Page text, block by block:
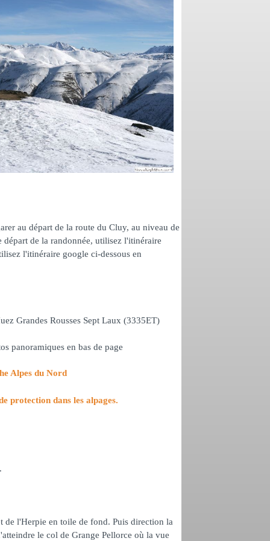
au départ de la route du Cluy, au niveau de
de la randonnée, utilisez l'itinéraire
l'itinéraire google ci-dessous en
Grandes Rousses Sept Laux (3335ET)
panoramiques en bas de page
Alpes du Nord
protection dans les alpages.
de l'Herpie en toile de fond. Puis direction la
le col de Grange Pellorce où la vue